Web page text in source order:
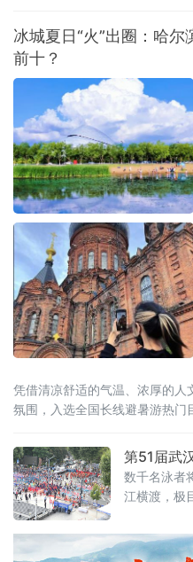
冰城夏日“火”出圈：哈
前十？
凭借清凉舒适的气温、浓厚的
氛围，入选全国长线避暑游热门
双上榜，让“避暑胜地·清凉龙江”
空调”是最硬核的底牌当全国多
称
第51届武
数千名泳者
江横渡，极
战赛和群众
性与全民